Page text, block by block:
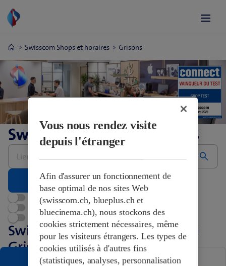
Swisscom Shops et horaires Grisons
Swisscom Shops et horaires
Saisir
une
Ouvert maintenant
Rendez-vous
Swisscom World Partner
Swisscom Shops dans le canton
Grisons
Liste Carte
Vous nous rendez visite
depuis l'étranger
Afin d'assurer un fonctionnement de
base optimal de nos sites Web
(swisscom.ch, blueplus.ch et
bluecinema.ch), nous stockons des
cookies strictement nécessaires, même
pour les visiteurs étrangers. Les types de
cookies utilisés à d'autres fins
(statistiques, analyses, personnalisation